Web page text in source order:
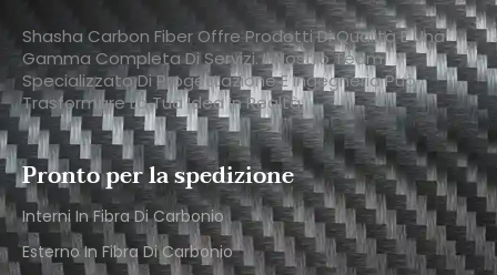
Shasha Carbon Fiber Offre Prodotti Di Qualità E Una
Gamma Completa Di Servizi. Il Nostro Team
Specializzato Di Progettazione E Ingegneria Può
Trasformare La Tua Idea In Realtà.
Pronto per la spedizione
Interni In Fibra Di Carbonio
Esterno In Fibra Di Carbonio